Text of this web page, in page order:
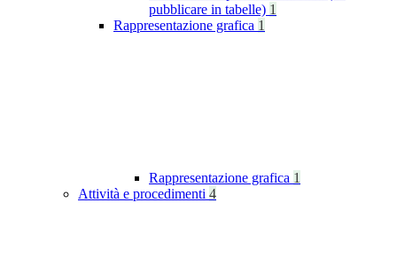
pubblicare in tabelle) 1
Rappresentazione grafica 1
Rappresentazione grafica 1
Attività e procedimenti 4